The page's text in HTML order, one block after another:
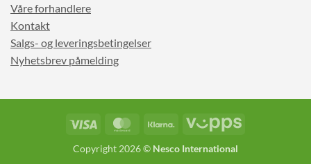
Våre forhandlere
Kontakt
Salgs- og leveringsbetingelser
Nyhetsbrev påmelding
Visa MasterCardKlarna Vipps
Copyright 2026 © Nesco International